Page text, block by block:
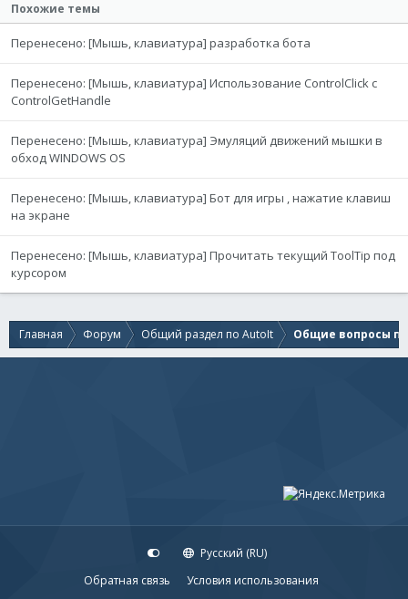
Похожие темы
Перенесено: [Мышь, клавиатура] разработка бота
Перенесено: [Мышь, клавиатура] Использование ControlClick с
ControlGetHandle
Перенесено: [Мышь, клавиатура] Эмуляций движений мышки в
обход WINDOWS OS
Перенесено: [Мышь, клавиатура] Бот для игры , нажатие клавиш
на экране
Перенесено: [Мышь, клавиатура] Прочитать текущий ToolTip под
курсором
Главная Форум Общий раздел по AutoIt Общие вопросы
Русский (RU)
Обратная связь
Условия использования